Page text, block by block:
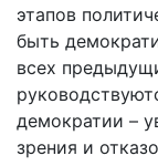
этапов
быть
всех
демократии –
зрения и